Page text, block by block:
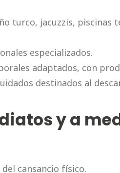
turco, jacuzzis,
especializados.
adaptados, con
destinados al
y a
cansancio físico.